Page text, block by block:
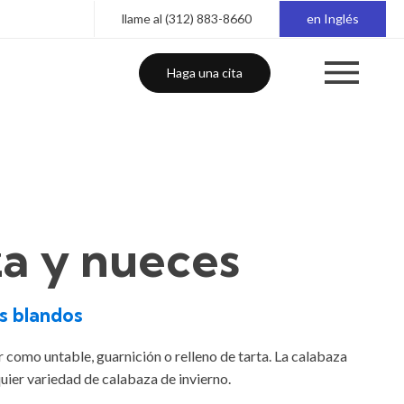
llame al (312) 883-8660 en Inglés
Haga una cita
y nueces
blandos
untable, guarnición o relleno de tarta. La calabaza
variedad de calabaza de invierno.